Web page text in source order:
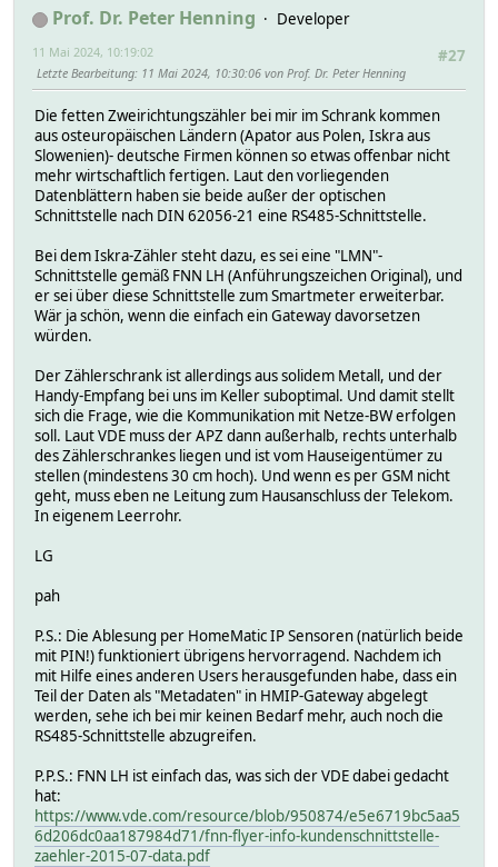
Prof. Dr. Peter Henning
Developer
#27
11 Mai 2024, 10:19:02
Letzte Bearbeitung: 11 Mai 2024, 10:30:06 von Prof. Dr. Peter Henning
Die fetten Zweirichtungszähler bei mir im Schrank kommen
aus osteuropäischen Ländern (Apator aus Polen, Iskra aus
Slowenien)- deutsche Firmen können so etwas offenbar nicht
mehr wirtschaftlich fertigen. Laut den vorliegenden
Datenblättern haben sie beide außer der optischen
Schnittstelle nach DIN 62056-21 eine RS485-Schnittstelle.
Bei dem Iskra-Zähler steht dazu, es sei eine "LMN"-
Schnittstelle gemäß FNN LH (Anführungszeichen Original), und
er sei über diese Schnittstelle zum Smartmeter erweiterbar.
Wär ja schön, wenn die einfach ein Gateway davorsetzen
würden.
Der Zählerschrank ist allerdings aus solidem Metall, und der
Handy-Empfang bei uns im Keller suboptimal. Und damit stellt
sich die Frage, wie die Kommunikation mit Netze-BW erfolgen
soll. Laut VDE muss der APZ dann außerhalb, rechts unterhalb
des Zählerschrankes liegen und ist vom Hauseigentümer zu
stellen (mindestens 30 cm hoch). Und wenn es per GSM nicht
geht, muss eben ne Leitung zum Hausanschluss der Telekom.
In eigenem Leerrohr.
LG
pah
P.S.: Die Ablesung per HomeMatic IP Sensoren (natürlich beide
mit PIN!) funktioniert übrigens hervorragend. Nachdem ich
mit Hilfe eines anderen Users herausgefunden habe, dass ein
Teil der Daten als "Metadaten" in HMIP-Gateway abgelegt
werden, sehe ich bei mir keinen Bedarf mehr, auch noch die
RS485-Schnittstelle abzugreifen.
P.P.S.: FNN LH ist einfach das, was sich der VDE dabei gedacht
hat:
https://www.vde.com/resource/blob/950874/e5e6719bc5aa5
6d206dc0aa187984d71/fnn-flyer-info-kundenschnittstelle-
zaehler-2015-07-data.pdf